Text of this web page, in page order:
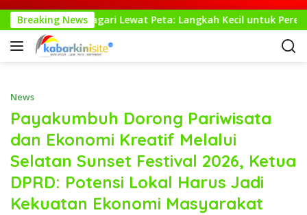
Breaking News
Lewat Peta: Langkah Kecil untuk Perencanaan yang
News
Payakumbuh Dorong Pariwisata
dan Ekonomi Kreatif Melalui
Selatan Sunset Festival 2026, Ketua
DPRD: Potensi Lokal Harus Jadi
Kekuatan Ekonomi Masyarakat